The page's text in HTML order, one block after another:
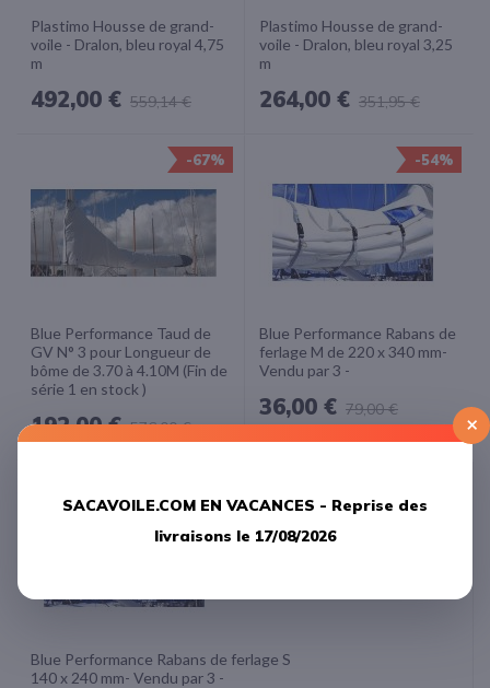
Plastimo Housse de grand-
voile - Dralon, bleu royal 4,75
m
492,00 € 559,14 €
Plastimo Housse de grand-
voile - Dralon, bleu royal 3,25
m
264,00 € 351,95 €
-67%
Blue Performance Taud de
GV N° 3 pour Longueur de
bôme de 3.70 à 4.10M (Fin de
série 1 en stock )
192,00 € 576,00 €
-54%
Blue Performance Rabans de
ferlage M de 220 x 340 mm-
Vendu par 3 -
36,00 € 79,00 €
Blue Performance Rabans de ferlage S
140 x 240 mm- Vendu par 3 -
×
SACAVOILE.COM EN VACANCES - Reprise des
livraisons le 17/08/2026